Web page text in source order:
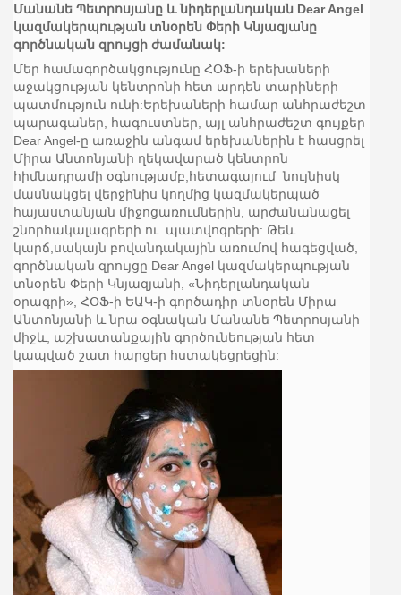
Մանանե Պետրոսյանը և նիդերլանդական Dear Angel
կազմակերպության տնօրեն Փերի Կնյազյանը
գործնական զրույցի ժամանակ:
Մեր համագործակցությունը ՀՕՖ-ի երեխաների
աջակցության կենտրոնի հետ արդեն տարիների
պատմություն ունի:Երեխաների համար անհրաժեշտ
պարագաներ, հագուստներ, այլ անհրաժեշտ գույքեր
Dear Angel-ը առաջին անգամ երեխաներին է հասցրել
Միրա Անտոնյանի ղեկավարած կենտրոն
հիմնադրամի օգնությամբ,հետագայում նույնիսկ
մասնակցել վերջինիս կողմից կազմակերպած
հայաստանյան միջոցառումներին, արժանանացել
շնորհակալագրերի ու պատվոգրերի: Թեև
կարճ,սակայն բովանդակային առումով հագեցված,
գործնական զրույցը Dear Angel կազմակերպության
տնօրեն Փերի Կնյազյանի, «Նիդերլանդական
օրագրի», ՀՕՖ-ի ԵԱԿ-ի գործադիր տնօրեն Միրա
Անտոնյանի և նրա օգնական Մանանե Պետրոսյանի
միջև, աշխատանքային գործունեության հետ
կապված շատ հարցեր հստակեցրեցին: